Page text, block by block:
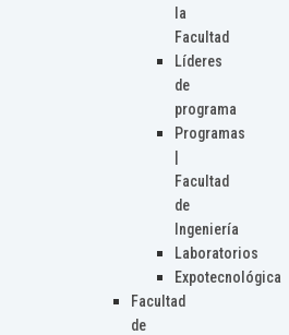
la
Facultad
Líderes
de
programa
Programas
Facultad
de
Ingeniería
Laboratorios
Expotecnológica
Facultad
de